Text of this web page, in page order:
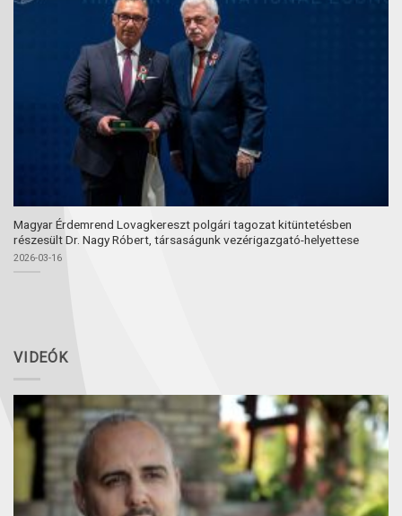
Magyar Érdemrend Lovagkereszt polgári tagozat kitüntetésben
részesült Dr. Nagy Róbert, társaságunk vezérigazgató-helyettese
2026-03-16
VIDEÓK